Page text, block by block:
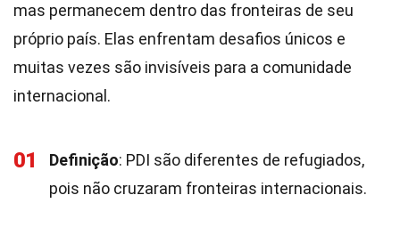
mas permanecem dentro das fronteiras de seu
próprio país. Elas enfrentam desafios únicos e
muitas vezes são invisíveis para a comunidade
internacional.
01 Definição: PDI são diferentes de refugiados,
pois não cruzaram fronteiras internacionais.